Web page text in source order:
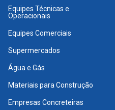
Equipes Técnicas e
Operacionais
Equipes Comerciais
Supermercados
Água e Gás
Materiais para Construção
Empresas Concreteiras